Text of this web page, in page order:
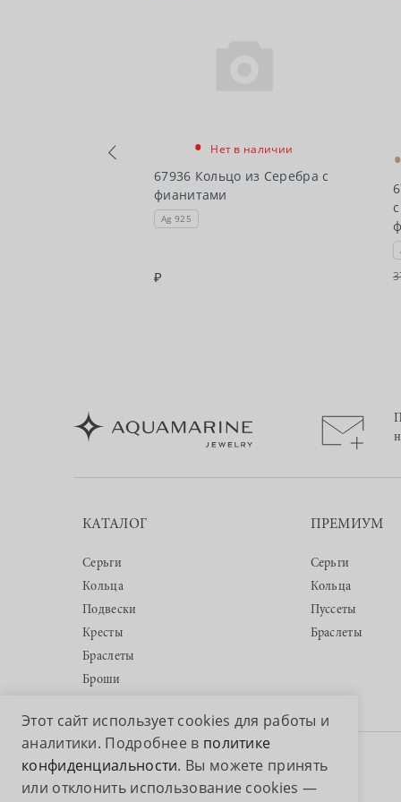
Этот сайт использует cookies для работы и
аналитики. Подробнее в политике
конфиденциальности. Вы можете принять
или отклонить использование cookies —
• Нет в наличии
67936 Кольцо из Серебра с
фианитами
Ag 925
•
КАТАЛОГ
Серьги
Кольца
Подвески
Кресты
Браслеты
Броши
ПРЕМИУМ
Серьги
Кольца
Пуссеты
Браслеты
Авторские права © 2026 ООО «Аквамарин»